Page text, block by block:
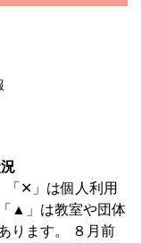
「✕」は個人利用
▲」は教室や団体
ります。 ８月前